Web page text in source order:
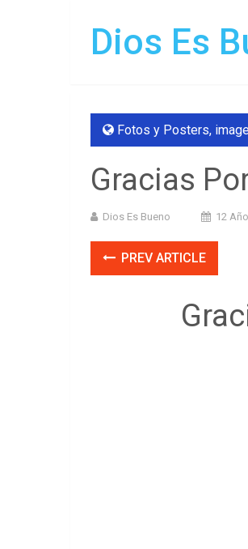
Dios Es
Fotos y Posters,
Gracias
Dios Es Bueno 12
PREV ARTICLE